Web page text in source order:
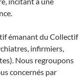
émanant du Collectif
infirmiers,
Nous regroupons
concernés par